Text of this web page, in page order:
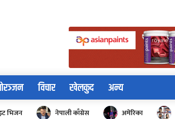
विचार खेलकुद अन्य
भिजन नेपाली काँग्रेस अमेरिका